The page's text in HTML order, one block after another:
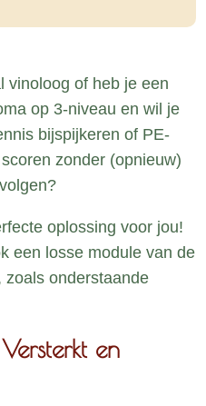
vinoloog of heb je een
op 3-niveau en wil je
bijspijkeren of PE-
zonder (opnieuw)
oplossing voor jou!
een losse module van de
zoals onderstaande
en